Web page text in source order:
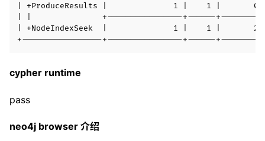
| +ProduceResults |              1 |    1 |
| |               +----------------+------+---------
| +NodeIndexSeek  |              1 |    1 |
cypher runtime
pass
neo4j browser 介绍